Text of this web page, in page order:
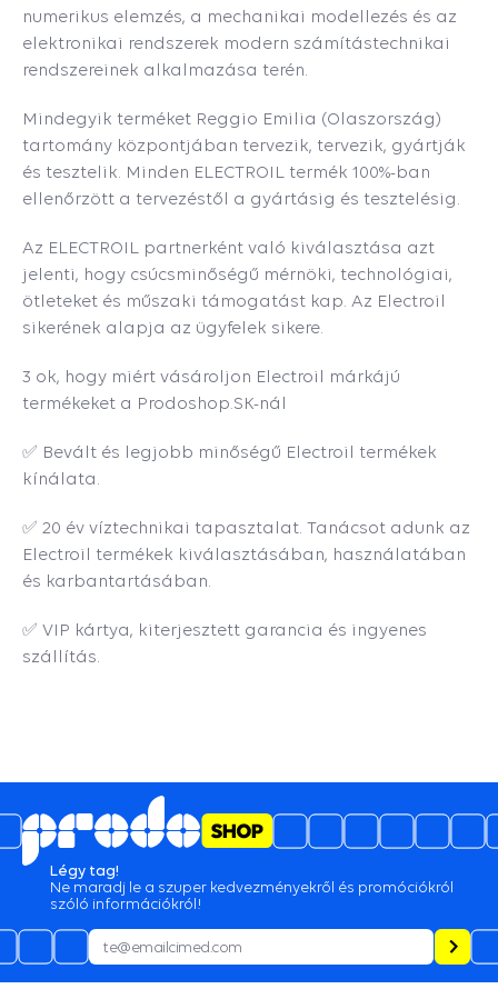
numerikus elemzés, a mechanikai modellezés és az
elektronikai rendszerek modern számítástechnikai
rendszereinek alkalmazása terén.
Mindegyik terméket Reggio Emilia (Olaszország)
tartomány központjában tervezik, tervezik, gyártják
és tesztelik. Minden ELECTROIL termék 100%-ban
ellenőrzött a tervezéstől a gyártásig és tesztelésig.
Az ELECTROIL partnerként való kiválasztása azt
jelenti, hogy csúcsminőségű mérnöki, technológiai,
ötleteket és műszaki támogatást kap. Az Electroil
sikerének alapja az ügyfelek sikere.
3 ok, hogy miért vásároljon Electroil márkájú
termékeket a Prodoshop.SK-nál
✅ Bevált és legjobb minőségű Electroil termékek
kínálata.
✅ 20 év víztechnikai tapasztalat. Tanácsot adunk az
Electroil termékek kiválasztásában, használatában
és karbantartásában.
✅ VIP kártya, kiterjesztett garancia és ingyenes
szállítás.
4.6/5
981de opinii
Gyorsak voltak!